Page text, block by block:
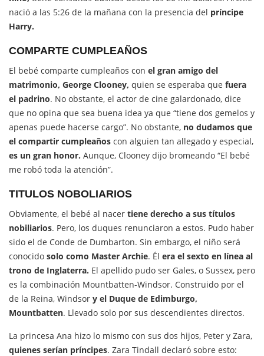
nació a las 5:26 de la mañana con la presencia del príncipe
Harry.
COMPARTE CUMPLEAÑOS
El bebé comparte cumpleaños con el gran amigo del
matrimonio, George Clooney, quien se esperaba que fuera
el padrino. No obstante, el actor de cine galardonado, dice
que no opina que sea buena idea ya que “tiene dos gemelos y
apenas puede hacerse cargo”. No obstante, no dudamos que
el compartir cumpleaños con alguien tan allegado y especial,
es un gran honor. Aunque, Clooney dijo bromeando “El bebé
me robó toda la atención”.
TITULOS NOBOLIARIOS
Obviamente, el bebé al nacer tiene derecho a sus títulos
nobiliarios. Pero, los duques renunciaron a estos. Pudo haber
sido el de Conde de Dumbarton. Sin embargo, el niño será
conocido solo como Master Archie. Él era el sexto en línea al
trono de Inglaterra. El apellido pudo ser Gales, o Sussex, pero
es la combinación Mountbatten-Windsor. Construido por el
de la Reina, Windsor y el Duque de Edimburgo,
Mountbatten. Llevado solo por sus descendientes directos.
La princesa Ana hizo lo mismo con sus dos hijos, Peter y Zara,
quienes serían príncipes. Zara Tindall declaró sobre esto: